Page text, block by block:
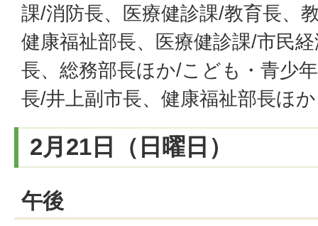
課/消防長、医療健診課/教育長、
健康福祉部長、医療健診課/市民
長、総務部長ほか/こども・青少
長/井上副市長、健康福祉部長ほか
2月21日（日曜日）
午後